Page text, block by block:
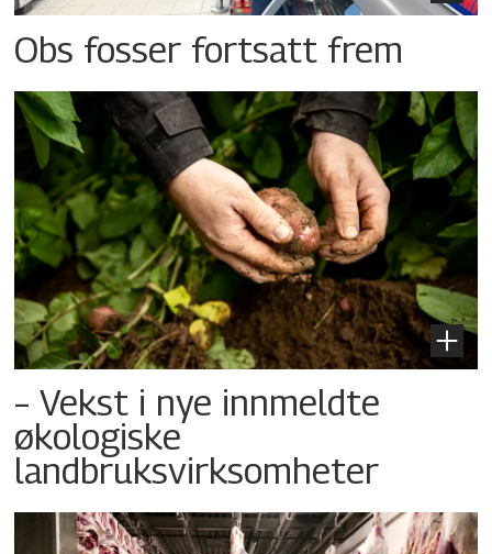
Obs fosser fortsatt frem
– Vekst i nye innmeldte
økologiske
landbruksvirksomheter